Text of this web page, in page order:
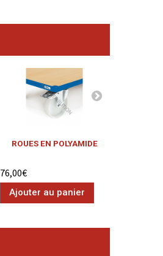
ROUES EN POLYAMIDE
76,00€
Ajouter au panier